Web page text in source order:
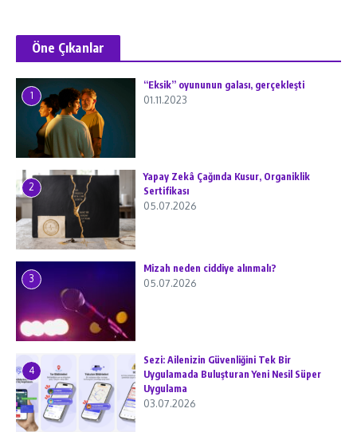
Öne Çıkanlar
1
“Eksik” oyununun galası, gerçekleşti
01.11.2023
2
Yapay Zekâ Çağında Kusur, Organiklik
Sertifikası
05.07.2026
3
Mizah neden ciddiye alınmalı?
05.07.2026
4
Sezi: Ailenizin Güvenliğini Tek Bir
Uygulamada Buluşturan Yeni Nesil Süper
Uygulama
03.07.2026